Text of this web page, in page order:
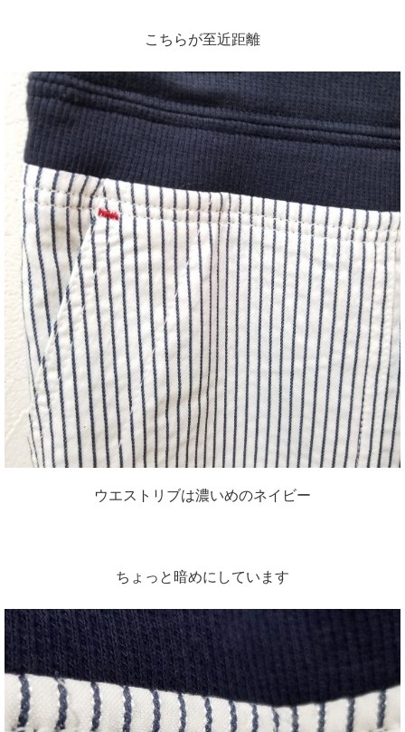
こちらが至近距離
ウエストリブは濃いめのネイビー
ちょっと暗めにしています